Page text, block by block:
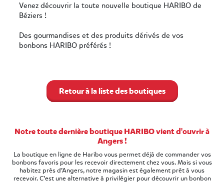
Venez découvrir la toute nouvelle boutique HARIBO de
Béziers !
Des gourmandises et des produits dérivés de vos
bonbons HARIBO préférés !
Retour à la liste des boutiques
Notre toute dernière boutique HARIBO vient d'ouvrir à
Angers !
La boutique en ligne de Haribo vous permet déjà de commander vos
bonbons favoris pour les recevoir directement chez vous. Mais si vous
habitez près d’Angers, notre magasin est également prêt à vous
recevoir. C’est une alternative à privilégier pour découvrir un bonbon